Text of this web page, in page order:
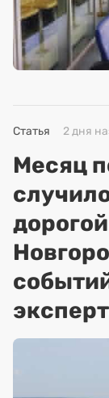
Статья 2 дня
Месяц